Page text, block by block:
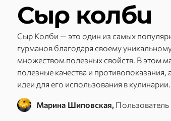
Сыр колби
Сыр Колби — это один из самых
гурманов благодаря своему
множеством полезных свойств. В этом
полезные качества и
идеи для его использования в кулинарии.
Марина Шиповская, Пользователь